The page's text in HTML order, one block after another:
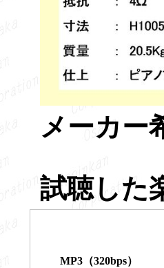
メーカー
試聴した
MP3（320bps）